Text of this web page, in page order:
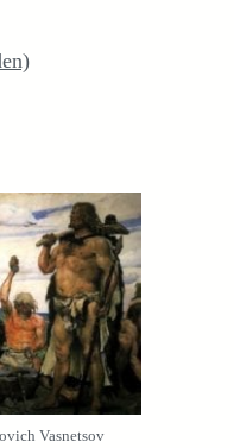
Vasnetsov